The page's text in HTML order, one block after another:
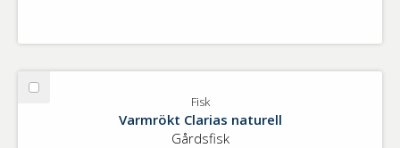
Välj
Fisk
Varmrökt Clarias naturell
Gårdsfisk